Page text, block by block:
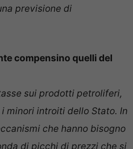
previsione di
compensino quelli del
sui prodotti petroliferi,
minori introiti dello Stato. In
che hanno bisogno
di picchi di prezzi che si